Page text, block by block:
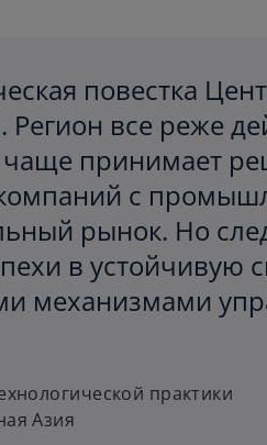
повестка
Регион все реже
принимает
с
рынок. Но
в устойчивую
механизмами
практики
Азия